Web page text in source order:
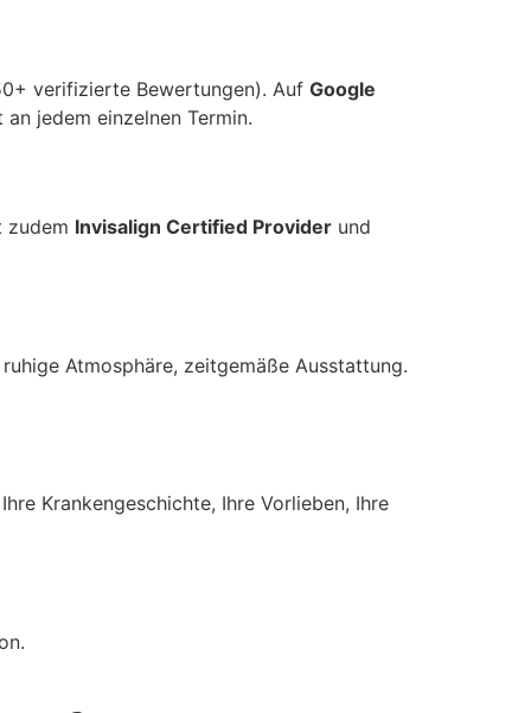
verifizierte Bewertungen). Auf Google
jedem einzelnen Termin.
zudem Invisalign Certified Provider und
Atmosphäre, zeitgemäße Ausstattung.
Krankengeschichte, Ihre Vorlieben, Ihre